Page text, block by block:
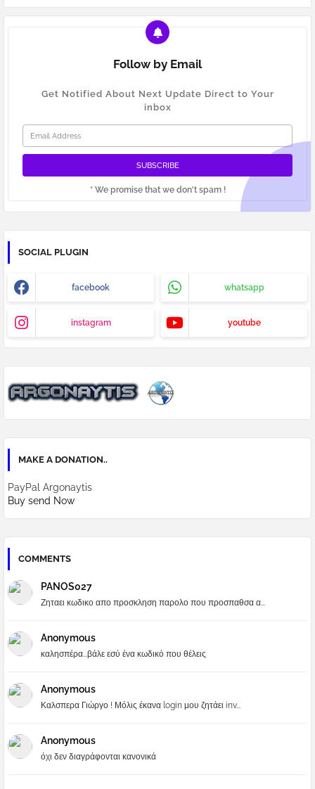
Follow by Email
Get Notified About Next Update Direct to Your
inbox
* We promise that we don't spam !
SOCIAL PLUGIN
facebook whatsapp
instagram youtube
MAKE A DONATION..
PayPal Argonaytis
Buy send Now
COMMENTS
PANOS027
Ζηταει κωδικο απο προσκληση παρολο που προσπαθσα α...
Anonymous
καλησπέρα...βάλε εσύ ένα κωδικό που θέλεις
Anonymous
Καλσπερα Γιώργο ! Μόλις έκανα login μου ζητάει inv...
Anonymous
όχι δεν διαγράφονται κανονικά